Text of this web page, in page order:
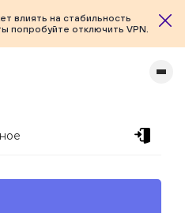
влиять на стабильность
попробуйте отключить VPN.